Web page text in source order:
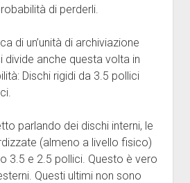
di perderli.
di un’unità di archiviazione
divide anche questa volta in
Dischi rigidi da 3.5 pollici
parlando dei dischi interni, le
(almeno a livello fisico)
3.5 e 2.5 pollici. Questo è vero
Questi ultimi non sono